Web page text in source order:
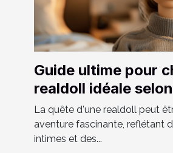
Guide ultime pour
realdoll idéale
préférences
La quête d'une realdoll peut
aventure fascinante, reflétant
intimes et des...